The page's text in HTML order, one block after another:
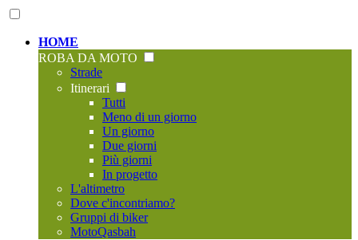
HOME
ROBA DA MOTO
Strade
Itinerari
Tutti
Meno di un giorno
Un giorno
Due giorni
Più giorni
In progetto
L'altimetro
Dove c'incontriamo?
Gruppi di biker
MotoQasbah